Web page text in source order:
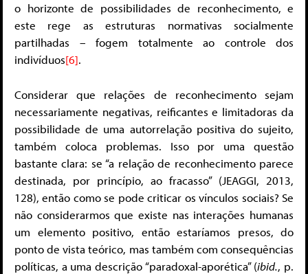
o horizonte de possibilidades de reconhecimento, e
este rege as estruturas normativas socialmente
partilhadas – fogem totalmente ao controle dos
indivíduos[6].
Considerar que relações de reconhecimento sejam
necessariamente negativas, reificantes e limitadoras da
possibilidade de uma autorrelação positiva do sujeito,
também coloca problemas. Isso por uma questão
bastante clara: se “a relação de reconhecimento parece
destinada, por princípio, ao fracasso” (JEAGGI, 2013,
128), então como se pode criticar os vínculos sociais? Se
não considerarmos que existe nas interações humanas
um elemento positivo, então estaríamos presos, do
ponto de vista teórico, mas também com consequências
políticas, a uma descrição “paradoxal-aporética” (ibid., p.